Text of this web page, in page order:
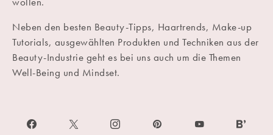
Neben den besten Beauty-Tipps, Haartrends, Make-up
Tutorials, ausgewählten Produkten und Techniken aus der
Beauty-Industrie geht es bei uns auch um die Themen
Well-Being und Mindset.